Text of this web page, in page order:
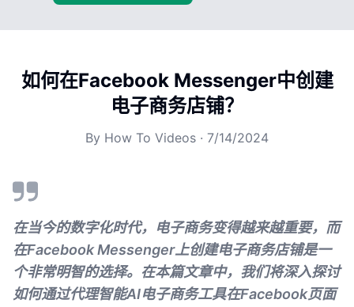
如何在Facebook Messenger中创建
电子商务店铺？
By How To Videos · 7/14/2024
在当今的数字化时代，电子商务变得越来越重要，而
在Facebook Messenger上创建电子商务店铺是一
个非常明智的选择。在本篇文章中，我们将深入探讨
如何通过代理智能AI电子商务工具在Facebook页面